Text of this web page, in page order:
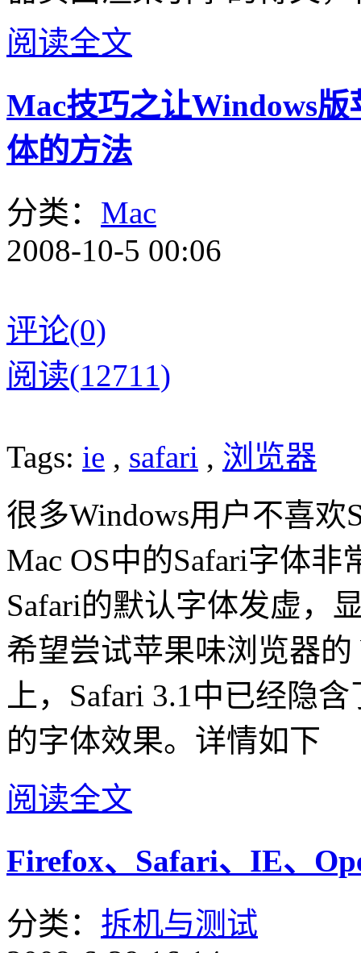
阅读全文
Mac技巧之让Windows
体的方法
分类： Mac
2008-10-5 00:06
评论(0)
阅读(12711)
Tags: ie , safari , 浏览器
很多Windows用户不喜
Mac OS中的Safari字体
Safari的默认字体发虚，
希望尝试苹果味浏览器
上，Safari 3.1中已经隐
的字体效果。详情如下
阅读全文
Firefox、Safari、IE、
分类： 拆机与测试